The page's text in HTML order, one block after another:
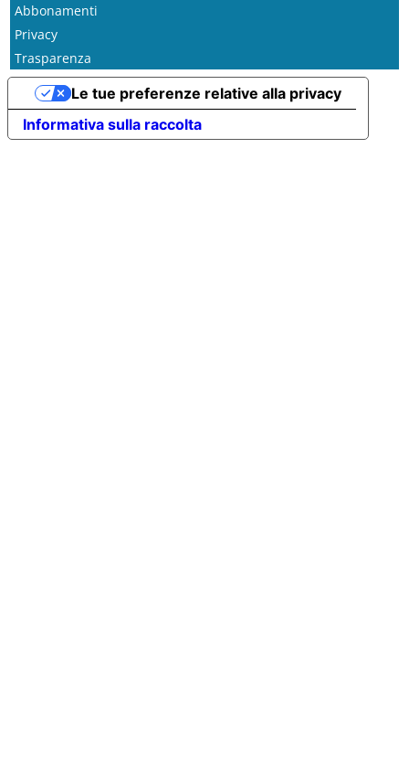
Abbonamenti
Privacy
Trasparenza
Informativa sulla raccolta
Le tue preferenze relative alla privacy